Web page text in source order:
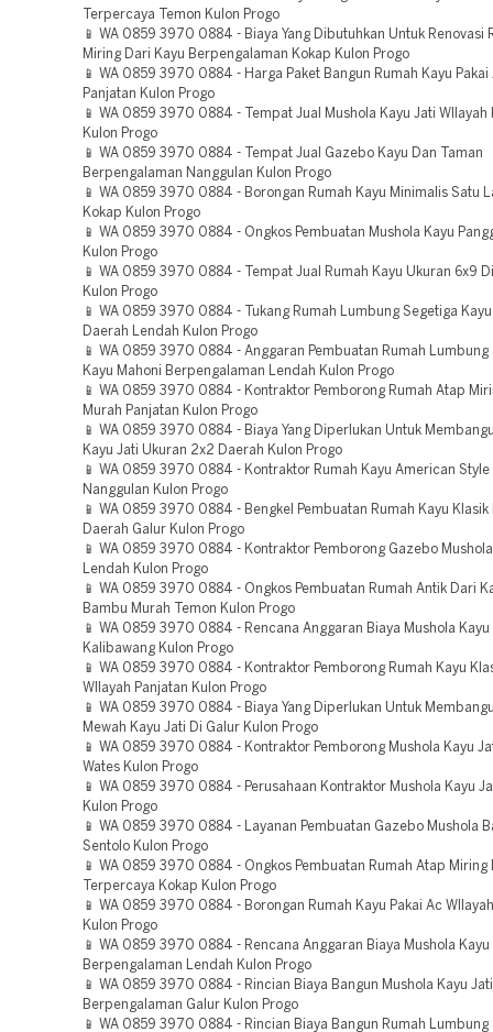
Terpercaya Temon Kulon Progo
📱 WA 0859 3970 0884 - Biaya Yang Dibutuhkan Untuk Renovasi
Miring Dari Kayu Berpengalaman Kokap Kulon Progo
📱 WA 0859 3970 0884 - Harga Paket Bangun Rumah Kayu Pakai
Panjatan Kulon Progo
📱 WA 0859 3970 0884 - Tempat Jual Mushola Kayu Jati WIlayah
Kulon Progo
📱 WA 0859 3970 0884 - Tempat Jual Gazebo Kayu Dan Taman
Berpengalaman Nanggulan Kulon Progo
📱 WA 0859 3970 0884 - Borongan Rumah Kayu Minimalis Satu
Kokap Kulon Progo
📱 WA 0859 3970 0884 - Ongkos Pembuatan Mushola Kayu
Kulon Progo
📱 WA 0859 3970 0884 - Tempat Jual Rumah Kayu Ukuran 6x9
Kulon Progo
📱 WA 0859 3970 0884 - Tukang Rumah Lumbung Segetiga
Daerah Lendah Kulon Progo
📱 WA 0859 3970 0884 - Anggaran Pembuatan Rumah Lumbung
Kayu Mahoni Berpengalaman Lendah Kulon Progo
📱 WA 0859 3970 0884 - Kontraktor Pemborong Rumah Atap
Murah Panjatan Kulon Progo
📱 WA 0859 3970 0884 - Biaya Yang Diperlukan Untuk
Kayu Jati Ukuran 2x2 Daerah Kulon Progo
📱 WA 0859 3970 0884 - Kontraktor Rumah Kayu American Style
Nanggulan Kulon Progo
📱 WA 0859 3970 0884 - Bengkel Pembuatan Rumah Kayu Klasik
Daerah Galur Kulon Progo
📱 WA 0859 3970 0884 - Kontraktor Pemborong Gazebo
Lendah Kulon Progo
📱 WA 0859 3970 0884 - Ongkos Pembuatan Rumah Antik Dari
Bambu Murah Temon Kulon Progo
📱 WA 0859 3970 0884 - Rencana Anggaran Biaya Mushola Kayu
Kalibawang Kulon Progo
📱 WA 0859 3970 0884 - Kontraktor Pemborong Rumah Kayu
WIlayah Panjatan Kulon Progo
📱 WA 0859 3970 0884 - Biaya Yang Diperlukan Untuk
Mewah Kayu Jati Di Galur Kulon Progo
📱 WA 0859 3970 0884 - Kontraktor Pemborong Mushola Kayu
Wates Kulon Progo
📱 WA 0859 3970 0884 - Perusahaan Kontraktor Mushola Kayu
Kulon Progo
📱 WA 0859 3970 0884 - Layanan Pembuatan Gazebo Mushola
Sentolo Kulon Progo
📱 WA 0859 3970 0884 - Ongkos Pembuatan Rumah Atap Miring
Terpercaya Kokap Kulon Progo
📱 WA 0859 3970 0884 - Borongan Rumah Kayu Pakai Ac
Kulon Progo
📱 WA 0859 3970 0884 - Rencana Anggaran Biaya Mushola Kayu
Berpengalaman Lendah Kulon Progo
📱 WA 0859 3970 0884 - Rincian Biaya Bangun Mushola Kayu Jati
Berpengalaman Galur Kulon Progo
📱 WA 0859 3970 0884 - Rincian Biaya Bangun Rumah Lumbung